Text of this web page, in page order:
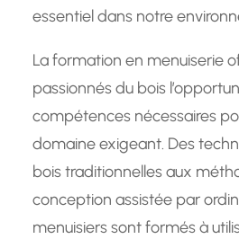
essentiel dans notre
La formation en menuiserie
passionnés du bois
compétences nécessaires
domaine exigeant. Des
bois traditionnelles aux
conception assistée par
menuisiers sont formés à